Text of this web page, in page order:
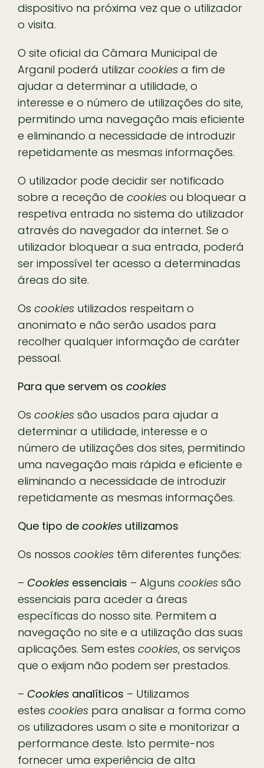
dispositivo na próxima vez que o utilizador
o visita.
O site oficial da Câmara Municipal de
Arganil poderá utilizar cookies a fim de
ajudar a determinar a utilidade, o
interesse e o número de utilizações do site,
permitindo uma navegação mais eficiente
e eliminando a necessidade de introduzir
repetidamente as mesmas informações.
O utilizador pode decidir ser notificado
sobre a receção de cookies ou bloquear a
respetiva entrada no sistema do utilizador
através do navegador da internet. Se o
utilizador bloquear a sua entrada, poderá
ser impossível ter acesso a determinadas
áreas do site.
Os cookies utilizados respeitam o
anonimato e não serão usados para
recolher qualquer informação de caráter
pessoal.
Para que servem os cookies
Os cookies são usados para ajudar a
determinar a utilidade, interesse e o
número de utilizações dos sites, permitindo
uma navegação mais rápida e eficiente e
eliminando a necessidade de introduzir
repetidamente as mesmas informações.
Que tipo de cookies utilizamos
Os nossos cookies têm diferentes funções:
– Cookies essenciais – Alguns cookies são
essenciais para aceder a áreas
específicas do nosso site. Permitem a
navegação no site e a utilização das suas
aplicações. Sem estes cookies, os serviços
que o exijam não podem ser prestados.
– Cookies analíticos – Utilizamos
estes cookies para analisar a forma como
os utilizadores usam o site e monitorizar a
performance deste. Isto permite-nos
fornecer uma experiência de alta